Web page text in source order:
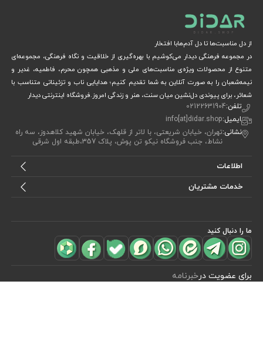
مشاهده محصولات(0)
از دل مناسبت‌ها تا دل آدم‌هابا افتخار
در مجموعه فرهنگی دیدار می‌کوشیم با بهره‌گیری از خلاقیت و نگاه فرهنگی، مجموعه‌ای
متنوع از محصولات ویژه‌ی مناسبت‌های ملی و مذهبی همچون محرم، فاطمیه، غدیر و
نیمه‌شعبان را به صورت آنلاین به شما تقدیم کنیم؛ هدایایی ناب و تزئیناتی متناسب با
شعائر، برای پیوندی دل‌نشین میان سنت، هنر و زندگی امروز.فروشگاه اینترنتی دیدار
تلفن:02122631904
ایمیل:info[at]didar.shop
نشانی:تهران، خیابان شریعتی، با لاتر از قلهک، خیابان شهید کلاهدوز، سه راه
نشاط، جنب فروشگاه نیکو تن پوش، پلاک 357،طبقه اول شرقی
اطلاعات
خدمات مشتریان
ما را دنبال کنید
برای عضویت درخبرنامه